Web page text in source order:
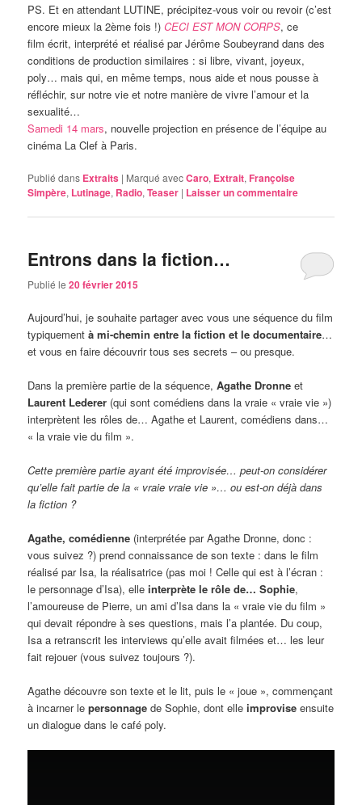
PS. Et en attendant LUTINE, précipitez-vous voir ou revoir (c’est
encore mieux la 2ème fois !)CECI EST MON CORPS, ce
film écrit, interprété et réalisé par Jérôme Soubeyrand dans des
conditions de production similaires : si libre, vivant, joyeux,
poly… mais qui, en même temps, nous aide et nous pousse à
réfléchir, sur notre vie et notre manière de vivre l’amour et la
sexualité…
Samedi 14 mars, nouvelle projection en présence de l’équipe au
cinéma La Clef à Paris.
Publié dans Extraits | Marqué avecCaro, Extrait,Françoise
Simpère, Lutinage, Radio,Teaser | Laisser un commentaire
Entrons dans la fiction…
Publié le20 février 2015
Aujourd’hui, je souhaite partager avec vous une séquence du film
typiquementà mi-chemin entre la fiction et le documentaire…
et vous en faire découvrir tous ses secrets – ou presque.
Dans la première partie de la séquence,Agathe Dronne et
Laurent Lederer (qui sont comédiens dans la vraie « vraie vie »)
interprètent les rôles de… Agathe et Laurent, comédiens dans…
« la vraie vie du film ».
Cette première partie ayant été improvisée… peut-on considérer
qu’elle fait partie de la « vraie vraie vie »… ou est-on déjà dans
la fiction ?
Agathe, comédienne (interprétée par Agathe Dronne, donc :
vous suivez ?) prend connaissance de son texte : dans le film
réalisé par Isa, la réalisatrice (pas moi ! Celle qui est à l’écran :
le personnage d’Isa), elleinterprète le rôle de… Sophie,
l’amoureuse de Pierre, un ami d’Isa dans la « vraie vie du film »
qui devait répondre à ses questions, mais l’a plantée. Du coup,
Isa a retranscrit les interviews qu’elle avait filmées et… les leur
fait rejouer (vous suivez toujours ?).
Agathe découvre son texte et le lit, puis le « joue », commençant
à incarner lepersonnagede Sophie, dont elleimprovise ensuite
un dialogue dans le café poly.